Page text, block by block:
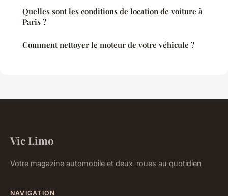
Quelles sont les conditions de location de voiture à
Paris ?
Comment nettoyer le moteur de votre véhicule ?
Vic Limo
Votre magazine automobile et deux-roues au quotidien
NAVIGATION